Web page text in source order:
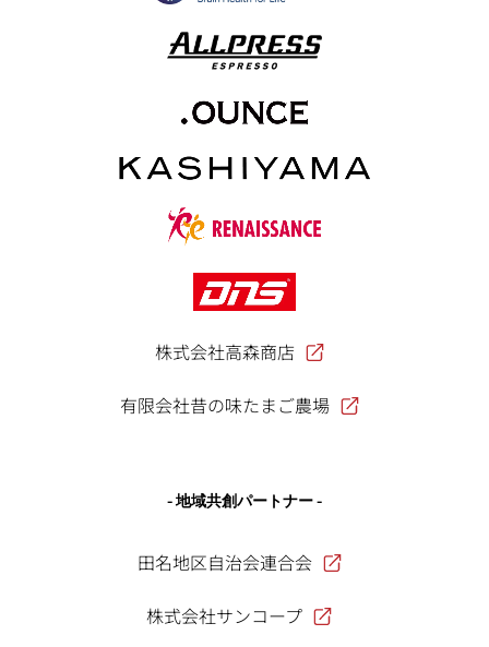
株式会社高森商店
有限会社昔の味たまご農場
- 地域共創パートナー -
田名地区自治会連合会
株式会社サンコープ